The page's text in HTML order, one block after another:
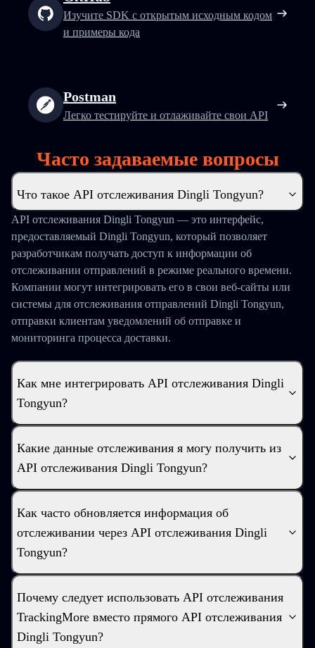
Изучите SDK с открытым исходным кодом
и примеры кода
Postman
Легко тестируйте и отлаживайте свои API
Часто задаваемые вопросы
Что такое API отслеживания Dingli Tongyun?
API отслеживания Dingli Tongyun — это интерфейс,
предоставляемый Dingli Tongyun, который позволяет
разработчикам получать доступ к информации об
отслеживании отправлений в режиме реального времени.
Компании могут интегрировать его в свои веб-сайты или
системы для отслеживания отправлений Dingli Tongyun,
отправки клиентам уведомлений об отправке и
мониторинга процесса доставки.
Как мне интегрировать API отслеживания Dingli
Tongyun?
Какие данные отслеживания я могу получить из
API отслеживания Dingli Tongyun?
Как часто обновляется информация об
отслеживании через API отслеживания Dingli
Tongyun?
Почему следует использовать API отслеживания
TrackingMore вместо прямого API отслеживания
Dingli Tongyun?